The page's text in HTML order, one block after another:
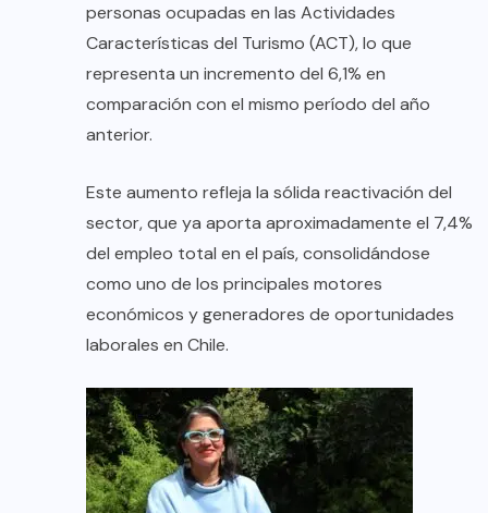
personas ocupadas en las Actividades
Características del Turismo (ACT), lo que
representa un incremento del 6,1% en
comparación con el mismo período del año
anterior.
Este aumento refleja la sólida reactivación del
sector, que ya aporta aproximadamente el 7,4%
del empleo total en el país, consolidándose
como uno de los principales motores
económicos y generadores de oportunidades
laborales en Chile.